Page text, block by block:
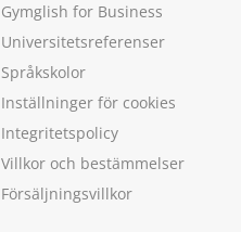
Gymglish for Business
Universitetsreferenser
Språkskolor
Inställninger för cookies
Integritetspolicy
Villkor och bestämmelser
Försäljningsvillkor